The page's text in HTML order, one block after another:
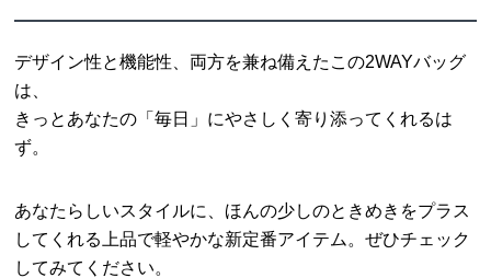
デザイン性と機能性、両方を兼ね備えたこの2WAYバッグ
は、
きっとあなたの「毎日」にやさしく寄り添ってくれるは
ず。
あなたらしいスタイルに、ほんの少しのときめきをプラス
してくれる上品で軽やかな新定番アイテム。ぜひチェック
してみてください。